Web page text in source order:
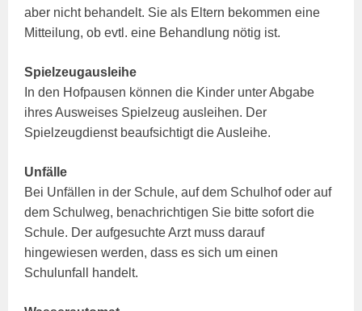
aber nicht behandelt. Sie als Eltern bekommen eine
Mitteilung, ob evtl. eine Behandlung nötig ist.
Spielzeugausleihe
In den Hofpausen können die Kinder unter Abgabe
ihres Ausweises Spielzeug ausleihen. Der
Spielzeugdienst beaufsichtigt die Ausleihe.
Unfälle
Bei Unfällen in der Schule, auf dem Schulhof oder auf
dem Schulweg, benachrichtigen Sie bitte sofort die
Schule. Der aufgesuchte Arzt muss darauf
hingewiesen werden, dass es sich um einen
Schulunfall handelt.